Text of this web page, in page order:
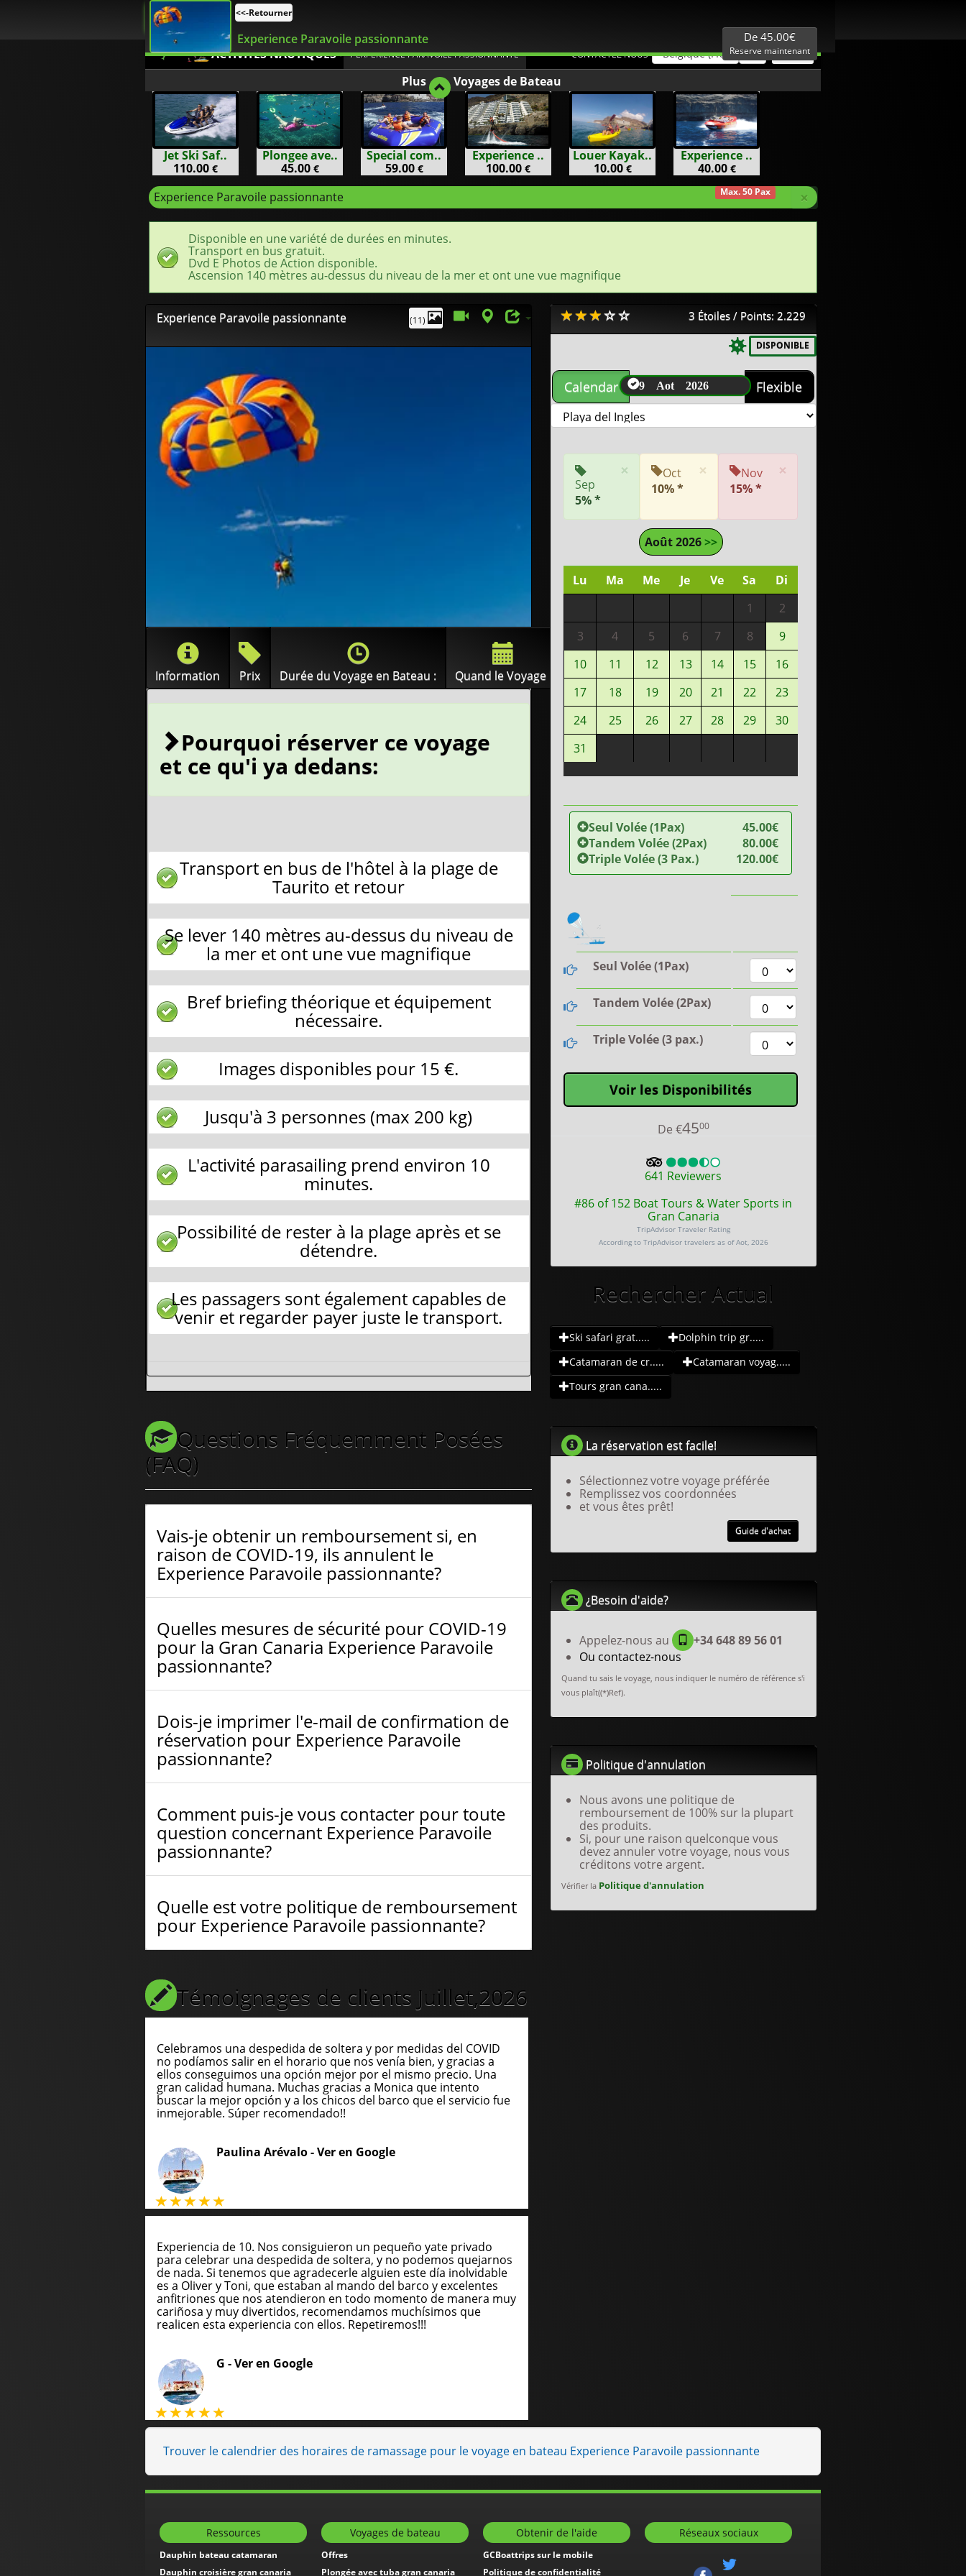
ACTIVITES NAUTIQUES / EXPERIENCE PARAVOILE PASSIONNANTE CONTACTEZ NOUS Belgique (FR) €
<<-Retourner
Experience Paravoile passionnante De 45.00€
Reserve maintenant
Plus Voyages de Bateau
Jet Ski Saf..
110.00 €
Plongee ave..
45.00 €
Special com..
59.00 €
Experience ..
100.00 €
Louer Kayak..
10.00 €
Experience ..
40.00 €
×
Max. 50 Pax
Experience Paravoile passionnante
Disponible en une variété de durées en minutes.
Transport en bus gratuit.
Dvd E Photos de Action disponible.
Ascension 140 mètres au-dessus du niveau de la mer et ont une vue magnifique
(11)
Experience Paravoile passionnante
Information Prix Durée du Voyage en Bateau : Quand le Voyage :
Pourquoi réserver ce voyage
et ce qu'i ya dedans:
Transport en bus de l'hôtel à la plage de
Taurito et retour
Se lever 140 mètres au-dessus du niveau de
la mer et ont une vue magnifique
Bref briefing théorique et équipement
nécessaire.
Images disponibles pour 15 €.
Jusqu'à 3 personnes (max 200 kg)
L'activité parasailing prend environ 10
minutes.
Possibilité de rester à la plage après et se
détendre.
Les passagers sont également capables de
venir et regarder payer juste le transport.
Questions Fréquemment Posées
(FAQ)
Vais-je obtenir un remboursement si, en
raison de COVID-19, ils annulent le
Experience Paravoile passionnante?
Quelles mesures de sécurité pour COVID-19
pour la Gran Canaria Experience Paravoile
passionnante?
Dois-je imprimer l'e-mail de confirmation de
réservation pour Experience Paravoile
passionnante?
Comment puis-je vous contacter pour toute
question concernant Experience Paravoile
passionnante?
Quelle est votre politique de remboursement
pour Experience Paravoile passionnante?
Témoignages de clients Juillet,2026
Celebramos una despedida de soltera y por medidas del COVID
no podíamos salir en el horario que nos venía bien, y gracias a
ellos conseguimos una opción mejor por el mismo precio. Una
gran calidad humana. Muchas gracias a Monica que intento
buscar la mejor opción y a los chicos del barco que el servicio fue
inmejorable. Súper recomendado!!
Paulina Arévalo -Ver en Google
Experiencia de 10. Nos consiguieron un pequeño yate privado
para celebrar una despedida de soltera, y no podemos quejarnos
de nada. Si tenemos que agradecerle alguien este día inolvidable
es a Oliver y Toni, que estaban al mando del barco y excelentes
anfitriones que nos atendieron en todo momento de manera muy
cariñosa y muy divertidos, recomendamos muchísimos que
realicen esta experiencia con ellos. Repetiremos!!!
G -Ver en Google
3 Étoiles / Points: 2.229
DISPONIBLE
Calendar 9 Aot 2026 Flexible
×
Sep
5% *
×
Oct
10% *
×
Nov
15% *
Août 2026>>
Lu Ma Me Je Ve Sa
Di
1
2
3
4 5 6 7 8
9
10
11 12 13 14 15
16
17
18 19 20 21 22
23
24
25 26 27 28 29
30
31
Seul Volée (1Pax)
45.00€
Tandem Volée (2Pax)
80.00€
Triple Volée (3 Pax.)
120.00€
Seul Volée (1Pax)
Tandem Volée (2Pax)
Triple Volée (3 pax.)
Voir les Disponibilités
De €4500
641 Reviewers
#86 of 152 Boat Tours & Water Sports in
Gran Canaria
TripAdvisor Traveler Rating
According to TripAdvisor travelers as of Aot, 2026
Rechercher Actual
Ski safari grat.....
Dolphin trip gr.....
Catamaran de cr.....
Catamaran voyag.....
Tours gran cana.....
La réservation est facile!
Sélectionnez votre voyage préférée
Remplissez vos coordonnées
et vous êtes prêt!
Guide d'achat
¿Besoin d'aide?
Appelez-nous au
+34 648 89 56 01
Ou contactez-nous
Quand tu sais le voyage, nous indiquer le numéro de référence s'i
vous plaît((*)Ref).
Politique d'annulation
Nous avons une politique de
remboursement de 100% sur la plupart
des produits.
Si, pour une raison quelconque vous
devez annuler votre voyage, nous vous
créditons votre argent.
Vérifier la Politique d'annulation
Trouver le calendrier des horaires de ramassage pour le voyage en bateau Experience Paravoile passionnante
Ressources
Dauphin bateau catamaran
Dauphin croisière gran canaria
Voyages de bateau
Offres
Plongée avec tuba gran canaria
Obtenir de l'aide
GCBoattrips sur le mobile
Politique de confidentialité
Réseaux sociaux